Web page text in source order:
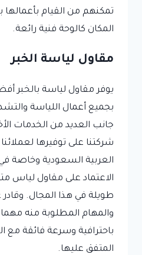
تمكنهم من القيام
المكان كالوحة فنية رائعة.
مقاول لياسة الخبر
يوفر مقاول لياسة بالخبر
بجميع أعمال اللياسة
جانب العديد من الخدمات
شركتنا على توفيرها
العربية السعودية وخاصة
الاعتماد على مقاول لياس
طويلة في هذا المجال. وقادر
والمهام المطلوبة منه
باحترافية وسرعة فائقة مع
المتفق عليها.